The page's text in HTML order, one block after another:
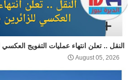
النقل .. تعلن انتهاء عمليات التفويج
August 05, 2026